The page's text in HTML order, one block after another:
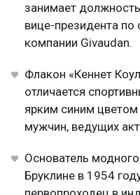
занимает
вице-президента
компании Givaudan.
Флакон «Кеннет
отличается
ярким синим
мужчин, ведущих
Основатель
Бруклине в 1954